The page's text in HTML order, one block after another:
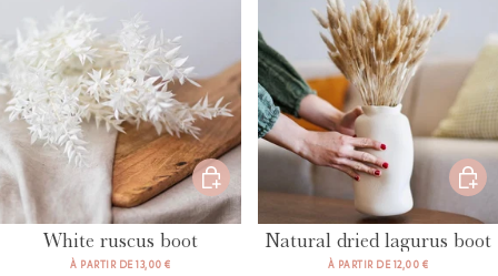
White ruscus boot
À PARTIR DE 13,00 €
Natural dried lagurus boot
À PARTIR DE 12,00 €